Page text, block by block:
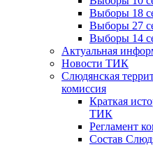
Выборы 18
Выборы 27
Выборы 14
Актуальная
Новости ТИК
Слюдянская
комиссия
Краткая
ТИК
Регламент
Состав